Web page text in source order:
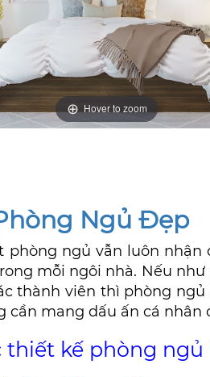
Hover to zoom
Ngủ Đẹp
phòng ngủ vẫn luôn
mỗi ngôi nhà. Nếu
thành viên thì phòng
cần mang dấu ấn cá
thiết kế phòng ngủ